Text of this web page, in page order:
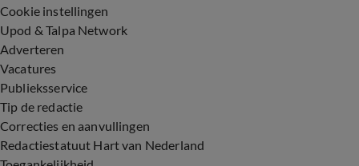
Cookie instellingen
Upod & Talpa Network
Adverteren
Vacatures
Publieksservice
Tip de redactie
Correcties en aanvullingen
Redactiestatuut Hart van Nederland